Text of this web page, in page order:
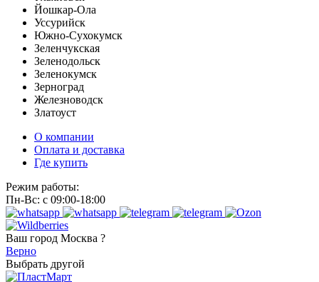
Йошкар-Ола
Уссурийск
Южно-Сухокумск
Зеленчукская
Зеленодольск
Зеленокумск
Зерноград
Железноводск
Златоуст
О компании
Оплата и доставка
Где купить
Режим работы:
Пн-Вс: с 09:00-18:00
Ваш город Москва ?
Верно
Выбрать другой